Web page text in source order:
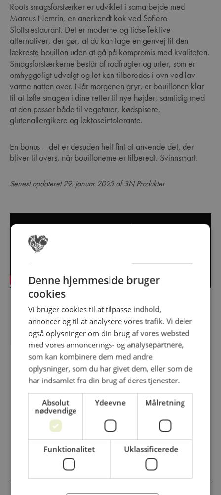
Roots smagsforstærker er udviklet i samarbejde med
Marcus Nemrin, en anerkendt kok ved Sofiero
Slottsrestaurant. Det er moderne og tidseffektive
alternativer, der gør, at du kan tage en genvej til den
lækreste bouillon uden at gå på kompromis med kvaliteten.
Smagsforstærkerne består af rodfrugter og urter, som er
omhyggeligt udvalgt og let kan tilberedes i ovn ved lav
varme natten over. Når morgenen gryr, er bouillonen klar
til at løfte smagen i dine retter til nye højder, samtidig med
at den passer både til vegetarer, kødspisere,
glutenallergikere og laktoseintolerante.
En bonus – det er desuden helt fint at anvende det, der
bliver til overs, når bouillonerne er tilberedt. Svinnsmart.
Senest opdateret 29. januar 2025 af 3N Produkter
Stand 188
3N Produkter
42431338
henrik.mikkelsen@3n.se
Følg os på
https://rootsby3n.se/da/
Denne hjemmeside bruger
cookies
Vi bruger cookies til at tilpasse indhold,
annoncer og til at analysere vores trafik. Vi deler
også oplysninger om din brug af vores websted
med vores annoncerings- og analysepartnere,
som kan kombinere dem med andre
oplysninger, som du har givet dem, eller som de
har indsamlet fra din brug af deres tjenester.
Absolut
nødvendige
Ydeevne Målretning
Funktionalitet Uklassificerede